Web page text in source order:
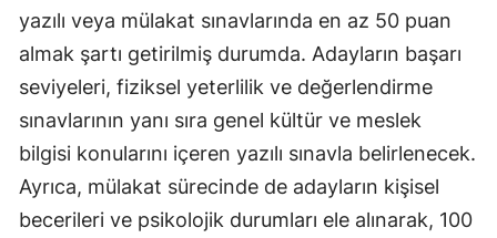
yazılı veya mülakat sınavlarında en az 50 puan
almak şartı getirilmiş durumda. Adayların başarı
seviyeleri, fiziksel yeterlilik ve değerlendirme
sınavlarının yanı sıra genel kültür ve meslek
bilgisi konularını içeren yazılı sınavla belirlenecek.
Ayrıca, mülakat sürecinde de adayların kişisel
becerileri ve psikolojik durumları ele alınarak, 100